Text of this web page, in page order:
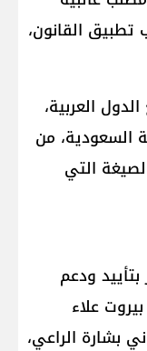
تطبيق القانون،
العربية،
السعودية، من
التي
ودعم
علاء
بشارة الراعي،